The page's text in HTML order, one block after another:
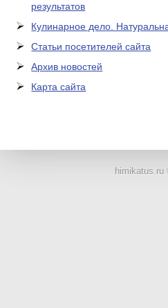
результатов
Кулинарное дело.
Статьи посетителей сайта
Архив новостей
Карта сайта
himikatus.ru